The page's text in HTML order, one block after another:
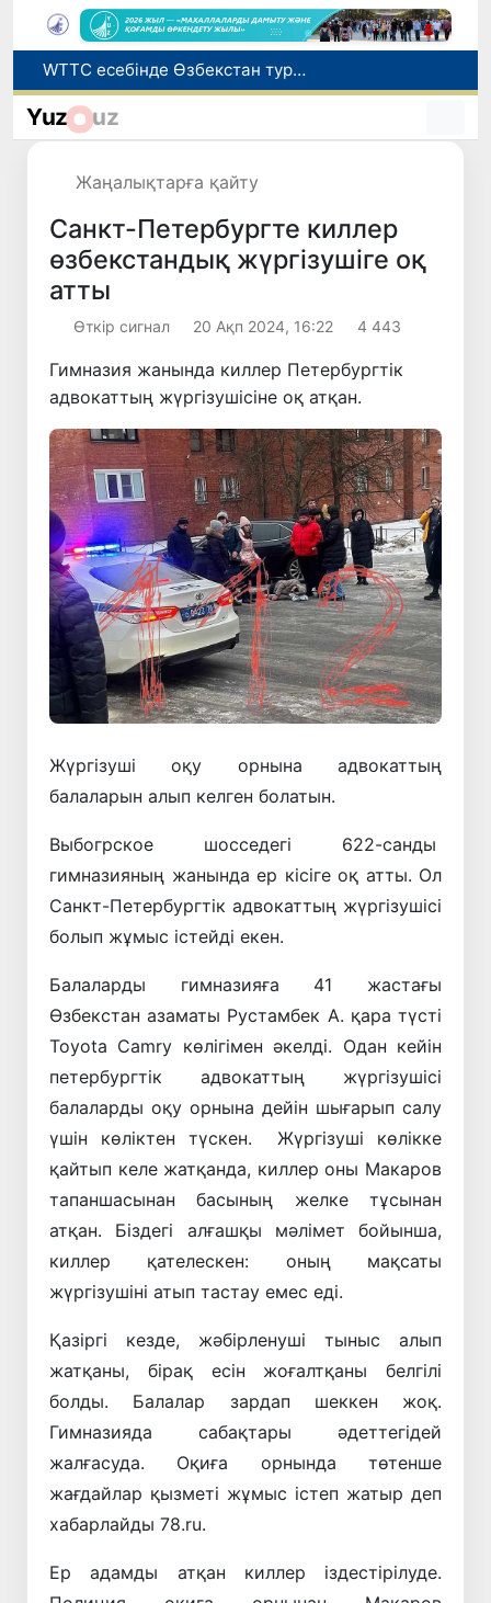
WTTC есебінде Өзбекстан туризмнің өсу қарқыны бойынша Орталық Азияда бірінші орынға шықты
Мүмкіндігі шектеулі талапкерлерге қабылдау емтихандарында қосымша уақыт беріледі
Yuz uz
Жаңалықтарға қайту
Санкт-Петербургте киллер
өзбекстандық жүргізушіге оқ
атты
Өткір сигнал 20 Ақп 2024, 16:22 4 443
Гимназия жанында киллер Петербургтік
адвокаттың жүргізушісіне оқ атқан.
Жүргізуші оқу орнына адвокаттың
балаларын алып келген болатын.
Выбогрское шосседегі 622-санды
гимназияның жанында ер кісіге оқ атты. Ол
Санкт-Петербургтік адвокаттың жүргізушісі
болып жұмыс істейді екен.
Балаларды гимназияға 41 жастағы
Өзбекстан азаматы Рустамбек А. қара түсті
Toyota Camry көлігімен әкелді. Одан кейін
петербургтік адвокаттың жүргізушісі
балаларды оқу орнына дейін шығарып салу
үшін көліктен түскен. Жүргізуші көлікке
қайтып келе жатқанда, киллер оны Макаров
тапаншасынан басының желке тұсынан
атқан. Біздегі алғашқы мәлімет бойынша,
киллер қателескен: оның мақсаты
жүргізушіні атып тастау емес еді.
Қазіргі кезде, жәбірленуші тыныс алып
жатқаны, бірақ есін жоғалтқаны белгілі
болды. Балалар зардап шеккен жоқ.
Гимназияда сабақтары әдеттегідей
жалғасуда. Оқиға орнында төтенше
жағдайлар қызметі жұмыс істеп жатыр деп
хабарлайды 78.ru.
Ер адамды атқан киллер іздестірілуде.